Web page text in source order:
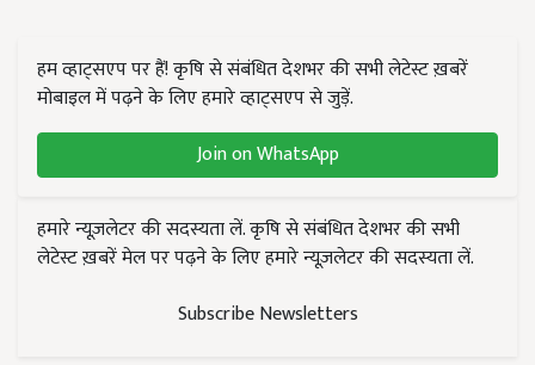
हम व्हाट्सएप पर हैं! कृषि से संबंधित देशभर की सभी लेटेस्ट ख़बरें
मोबाइल में पढ़ने के लिए हमारे व्हाट्सएप से जुड़ें.
Join on WhatsApp
हमारे न्यूज़लेटर की सदस्यता लें. कृषि से संबंधित देशभर की सभी
लेटेस्ट ख़बरें मेल पर पढ़ने के लिए हमारे न्यूज़लेटर की सदस्यता लें.
Subscribe Newsletters